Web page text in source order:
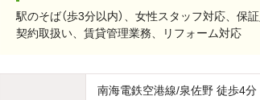
駅のそば（歩3分以内）、女性スタッフ対応、
契約取扱い、賃貸管理業務、リフォーム対応
南海電鉄空港線/泉佐野 徒歩4分